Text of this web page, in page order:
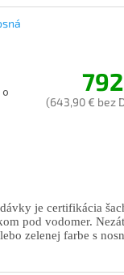
(643,90 € bez
je certifikácia
pod vodomer.
zelenej farbe s